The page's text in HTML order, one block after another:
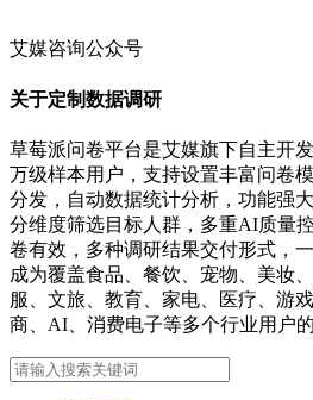
艾媒咨询公众号
关于定制数据调研
草莓派问卷平台是艾媒旗下自主开
万级样本用户，支持设置丰富问卷
分发，自动数据统计分析，功能强
分维度筛选目标人群，多重AI质量
卷有效，多种调研结果交付形式，
成为覆盖食品、餐饮、宠物、美妆
服、文旅、教育、家电、医疗、游
商、AI、消费电子等多个行业用户的